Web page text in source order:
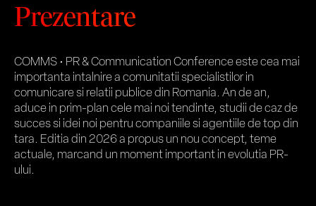
Prezentare
COMMS • PR & Communication Conference este cea mai
importanta intalnire a comunitatii specialistilor in
comunicare si relatii publice din Romania. An de an,
aduce in prim-plan cele mai noi tendinte, studii de caz de
succes si idei noi pentru companiile si agentiile de top din
tara. Editia din 2026 a propus un nou concept, teme
actuale, marcand un moment important in evolutia PR-
ului.